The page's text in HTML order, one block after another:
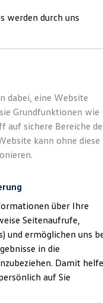
Gebrauchtwagen
Leasing
ist die Autohaus
Nidderau
werden durch uns
dabei, eine Website
Grundfunktionen wie
auf sichere Bereiche
kann ohne diese
über Ihre
Seitenaufrufe,
und ermöglichen uns
in die
Damit
auf Sie